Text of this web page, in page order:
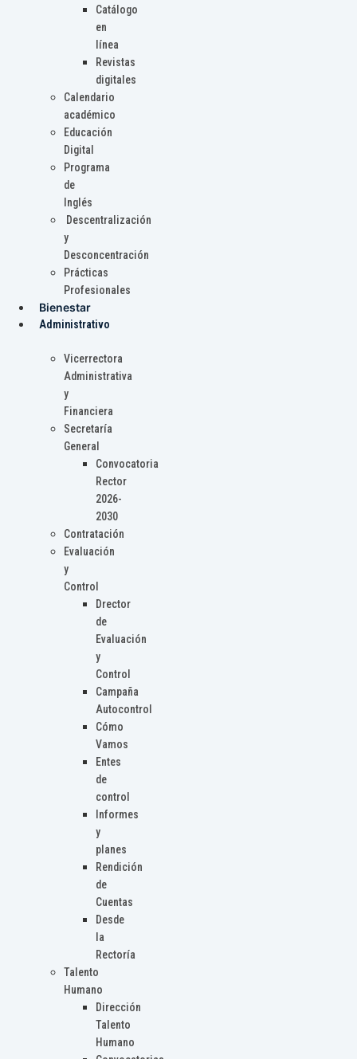
Catálogo
en
línea
Revistas
digitales
Calendario
académico
Educación
Digital
Programa
de
Inglés
Descentralización
y
Desconcentración
Prácticas
Profesionales
Bienestar
Administrativo
Vicerrectora
Administrativa
y
Financiera
Secretaría
General
Convocatoria
Rector
2026-
2030
Contratación
Evaluación
y
Control
Drector
de
Evaluación
y
Control
Campaña
Autocontrol
Cómo
Vamos
Entes
de
control
Informes
y
planes
Rendición
de
Cuentas
Desde
la
Rectoría
Talento
Humano
Dirección
Talento
Humano